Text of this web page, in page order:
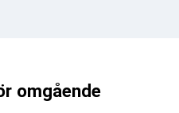
omgående